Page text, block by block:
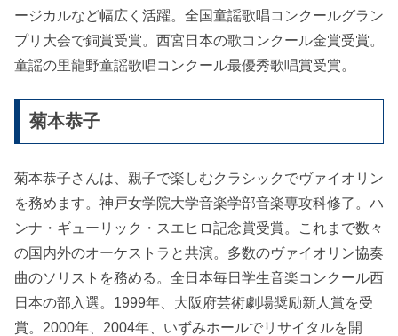
ージカルなど幅広く活躍。全国童謡歌唱コンクールグラン
プリ大会で銅賞受賞。西宮日本の歌コンクール金賞受賞。
童謡の里龍野童謡歌唱コンクール最優秀歌唱賞受賞。
菊本恭子
菊本恭子さんは、親子で楽しむクラシックでヴァイオリン
を務めます。神戸女学院大学音楽学部音楽専攻科修了。ハ
ンナ・ギューリック・スエヒロ記念賞受賞。これまで数々
の国内外のオーケストラと共演。多数のヴァイオリン協奏
曲のソリストを務める。全日本毎日学生音楽コンクール西
日本の部入選。1999年、大阪府芸術劇場奨励新人賞を受
賞。2000年、2004年、いずみホールでリサイタルを開